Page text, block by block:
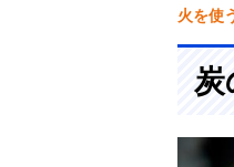
火を使
炭